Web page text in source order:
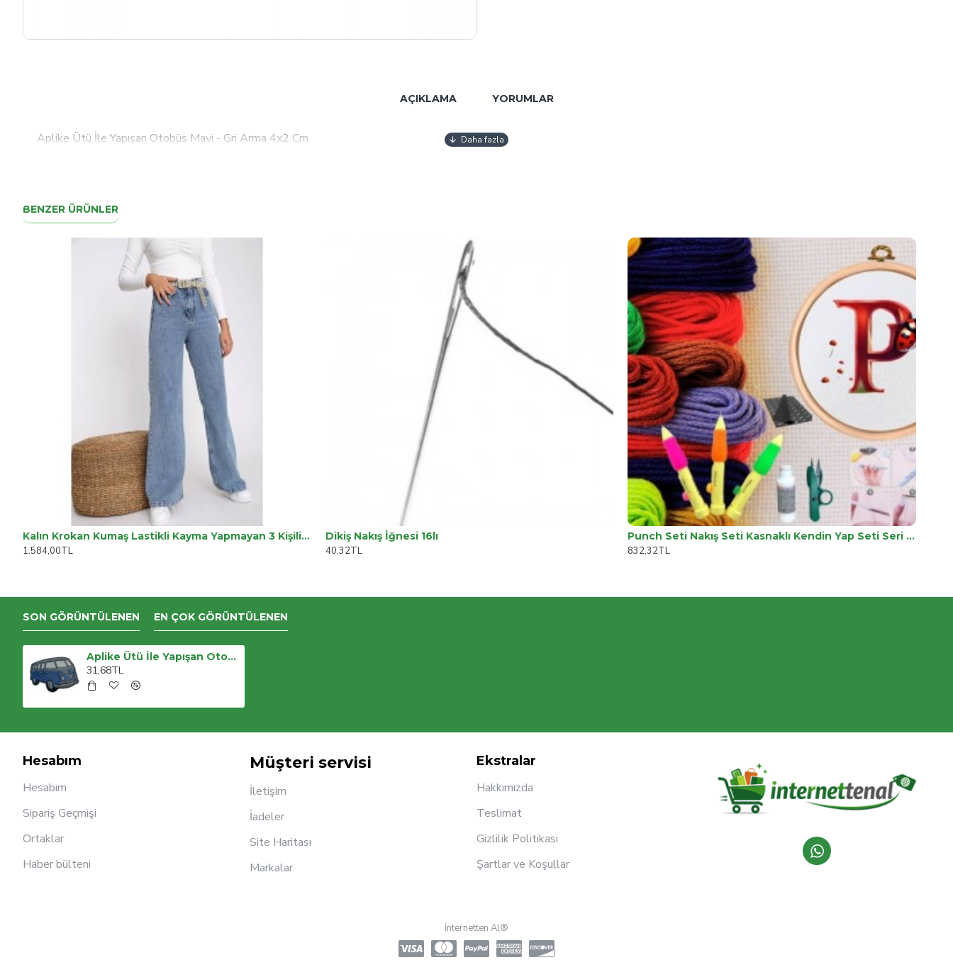
AÇIKLAMA YORUMLAR
Aplike Ütü İle Yapışan Otobüs Mavi - Gri Arma 4x2 Cm
BENZER ÜRÜNLER
Kalın Krokan Kumaş Lastikli Kayma Yapmayan 3 Kişilik Tekli Kanepe Örtüsü
1.584,00TL
Dikiş Nakış İğnesi 16lı
40,32TL
Punch Seti Nakış Seti Kasnaklı Kendin Yap Seti Seri 84
832,32TL
SON GÖRÜNTÜLENEN EN ÇOK GÖRÜNTÜLENEN
Aplike Ütü İle Yapışan Otobüs Mavi - Gri Arma 4x2 Cm
31,68TL
Hesabım
Hesabım
Sipariş Geçmişi
Ortaklar
Haber bülteni
Müşteri servisi
İletişim
İadeler
Site Haritası
Markalar
Ekstralar
Hakkımızda
Teslimat
Gizlilik Politikası
Şartlar ve Koşullar
İnternetten Al®